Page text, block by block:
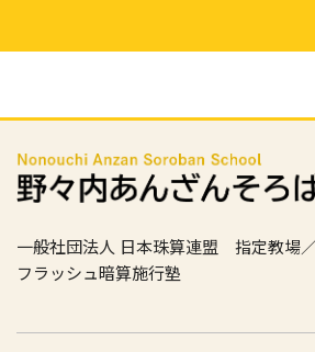
一般社団法人 日本珠算連盟 指定教場／
フラッシュ暗算施行塾